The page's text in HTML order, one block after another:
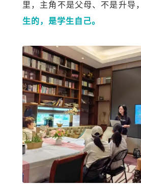
里，主角不是父母、不是升导，
生的，是学生自己。